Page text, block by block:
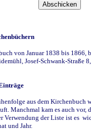
von Januar 1838 bis
Josef-Schwank-Straße
aus dem Kirchenbuch
Manchmal kam es auch
Verwendung der Liste ist es
und Jahr.